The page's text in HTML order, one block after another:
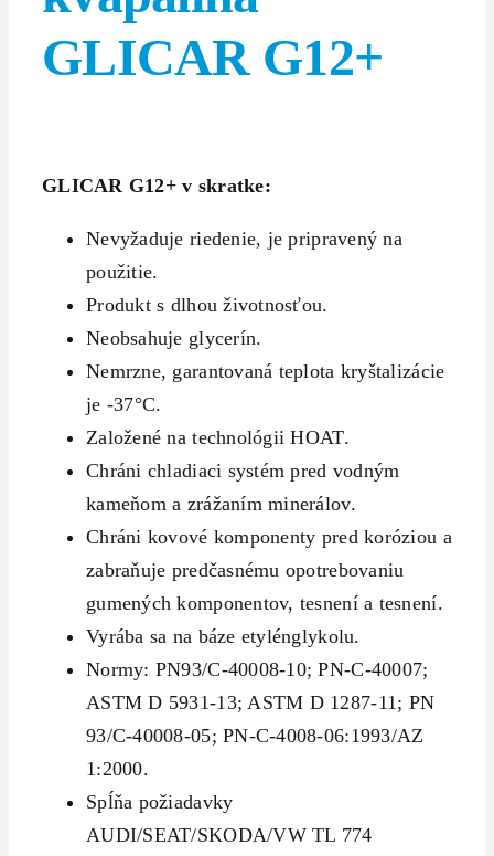
GLICAR G12+
GLICAR G12+ v skratke:
Nevyžaduje riedenie, je pripravený na
použitie.
Produkt s dlhou životnosťou.
Neobsahuje glycerín.
Nemrzne, garantovaná teplota kryštalizácie
je -37°C.
Založené na technológii HOAT.
Chráni chladiaci systém pred vodným
kameňom a zrážaním minerálov.
Chráni kovové komponenty pred koróziou a
zabraňuje predčasnému opotrebovaniu
gumených komponentov, tesnení a tesnení.
Vyrába sa na báze etylénglykolu.
Normy: PN93/C-40008-10; PN-C-40007;
ASTM D 5931-13; ASTM D 1287-11; PN
93/C-40008-05; PN-C-4008-06:1993/AZ
1:2000.
Spĺňa požiadavky
AUDI/SEAT/SKODA/VW TL 774